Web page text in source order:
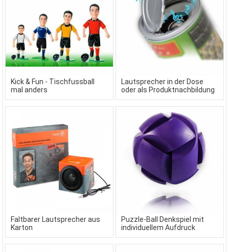
Kick & Fun - Tischfussball
mal anders
Lautsprecher in der Dose
oder als Produktnachbildung
Faltbarer Lautsprecher aus
Karton
Puzzle-Ball Denkspiel mit
individuellem Aufdruck